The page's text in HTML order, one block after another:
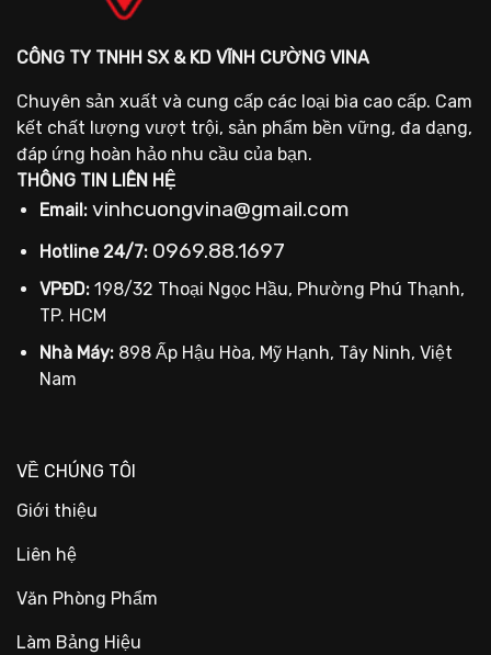
CÔNG TY TNHH SX & KD VĨNH CƯỜNG VINA
Chuyên sản xuất và cung cấp các loại bìa cao cấp. Cam
kết chất lượng vượt trội, sản phẩm bền vững, đa dạng,
đáp ứng hoàn hảo nhu cầu của bạn.
THÔNG TIN LIÊN HỆ
Email: vinhcuongvina@gmail.com
Hotline 24/7: 0969.88.1697
VPĐD: 198/32 Thoại Ngọc Hầu, Phường Phú Thạnh,
TP. HCM
Nhà Máy: 898 Ấp Hậu Hòa, Mỹ Hạnh, Tây Ninh, Việt
Nam
VỀ CHÚNG TÔI
Giới thiệu
Liên hệ
Văn Phòng Phẩm
Làm Bảng Hiệu